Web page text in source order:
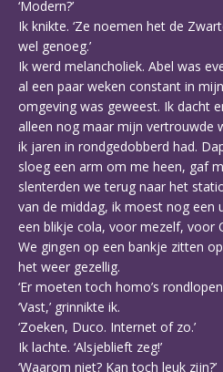
‘Modern?’
Ik knikte. ‘Ze noemen het de
wel genoeg.’
Ik werd melancholiek. Abel was
al een paar weken constant in
omgeving was geweest. Ik dacht
alleen nog maar mijn vertrouwde
ik jaren in rondgedobberd had.
sloeg een arm om me heen, gaf
slenterden we terug naar het
van de middag, ik moest nog een
een blikje cola, voor mezelf, voor
We gingen op een bankje zitten
het weer gezellig.
‘Er moeten toch homo’s
‘Vast,’ grinnikte ik.
‘Zoeken, Duco. Internet of zo.’
Ik lachte. ‘Alsjeblieft zeg!’
‘Waarom niet? Kan toch leuk zijn?’